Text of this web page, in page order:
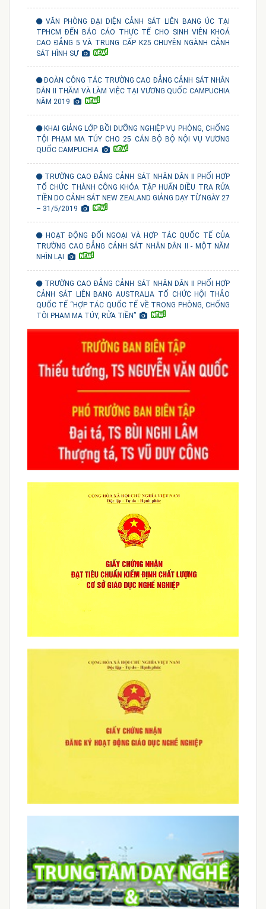
VĂN PHÒNG ĐẠI DIỆN CẢNH SÁT LIÊN BANG ÚC TẠI
TPHCM ĐẾN BÁO CÁO THỰC TẾ CHO SINH VIÊN KHOÁ
CAO ĐẲNG 5 VÀ TRUNG CẤP K25 CHUYÊN NGÀNH CẢNH
SÁT HÌNH SỰ
ĐOÀN CÔNG TÁC TRƯỜNG CAO ĐẲNG CẢNH SÁT NHÂN
DÂN II THĂM VÀ LÀM VIỆC TẠI VƯƠNG QUỐC CAMPUCHIA
NĂM 2019
KHAI GIẢNG LỚP BỒI DƯỠNG NGHIỆP VỤ PHÒNG, CHỐNG
TỘI PHẠM MA TÚY CHO 25 CÁN BỘ BỘ NỘI VỤ VƯƠNG
QUỐC CAMPUCHIA
TRƯỜNG CAO ĐẲNG CẢNH SÁT NHÂN DÂN II PHỐI HỢP
TỔ CHỨC THÀNH CÔNG KHÓA TẬP HUẤN ĐIỀU TRA RỬA
TIỀN DO CẢNH SÁT NEW ZEALAND GIẢNG DẠY TỪ NGÀY 27
– 31/5/2019
HOẠT ĐỘNG ĐỐI NGOẠI VÀ HỢP TÁC QUỐC TẾ CỦA
TRƯỜNG CAO ĐẲNG CẢNH SÁT NHÂN DÂN II - MỘT NĂM
NHÌN LẠI
TRƯỜNG CAO ĐẲNG CẢNH SÁT NHÂN DÂN II PHỐI HỢP
CẢNH SÁT LIÊN BANG AUSTRALIA TỔ CHỨC HỘI THẢO
QUỐC TẾ “HỢP TÁC QUỐC TẾ VỀ TRONG PHÒNG, CHỐNG
TỘI PHẠM MA TÚY, RỬA TIỀN”